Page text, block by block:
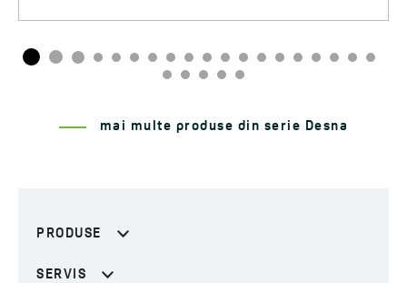
mai multe produse din serie Desna
PRODUSE
SERVIS